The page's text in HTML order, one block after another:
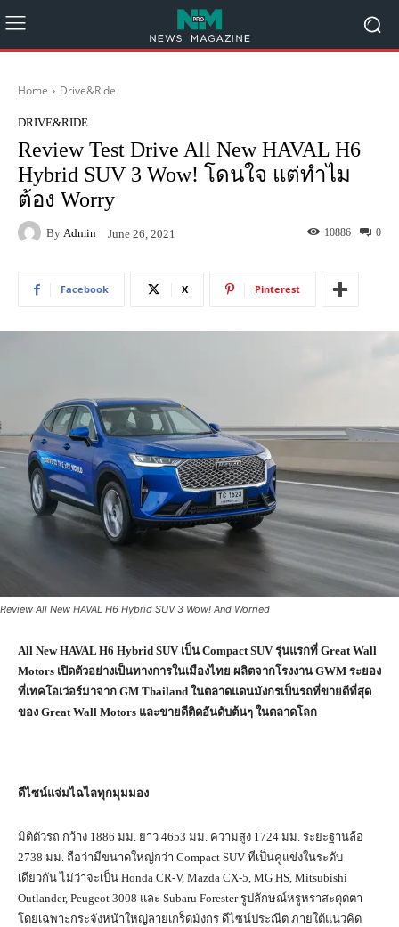
Home Drive&Ride
DRIVE&RIDE
Review Test Drive All New HAVAL H6
Hybrid SUV 3 Wow! โดนใจ แต่ทำไม
ต้อง Worry
By Admin June 26, 2021 0
10886
Facebook X Pinterest
Review All New HAVAL H6 Hybrid SUV 3 Wow! And Worried
All New HAVAL H6 Hybrid SUV เป็น Compact SUV รุ่นแรกที่ Great Wall
Motors เปิดตัวอย่างเป็นทางการในเมืองไทย ผลิตจากโรงงาน GWM ระยอง
ที่เทคโอเว่อร์มาจาก GM Thailand ในตลาดแดนมังกรเป็นรถที่ขายดีที่สุด
ของ Great Wall Motors และขายดีติดอันดับต้นๆ ในตลาดโลก
ดีไซน์แจ่มไฉไลทุกมุมมอง
มิติตัวรถ กว้าง 1886 มม. ยาว 4653 มม. ความสูง 1724 มม. ระยะฐานล้อ
2738 มม. ถือว่ามีขนาดใหญ่กว่า Compact SUV ที่เป็นคู่แข่งในระดับ
เดียวกัน ไม่ว่าจะเป็น Honda CR-V, Mazda CX-5, MG HS, Mitsubishi
Outlander, Peugeot 3008 และ Subaru Forester รูปลักษณ์หรูหราสะดุดตา
โดยเฉพาะกระจังหน้าใหญ่ลายเกร็ดมังกร ดีไซน์ประณีต ภายใต้แนวคิด